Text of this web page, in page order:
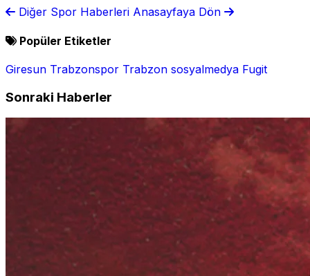
yukarıdan atama yapıldı"
Diğer Spor Haberleri Anasayfaya Dön
Popüler Etiketler
Giresun Trabzonspor Trabzon sosyalmedya Fugit
Sonraki Haberler